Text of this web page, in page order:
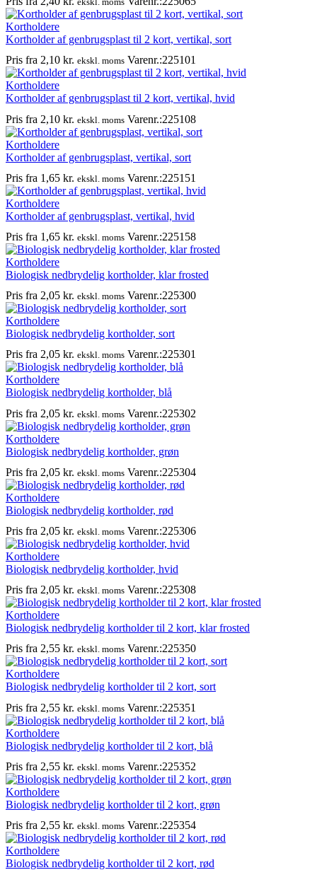
Kortholdere
Kortholder af genbrugsplast til 2 kort, vertikal, sort
Pris fra 2,10 kr. ekskl. moms Varenr.:225101
Kortholdere
Kortholder af genbrugsplast til 2 kort, vertikal, hvid
Pris fra 2,10 kr. ekskl. moms Varenr.:225108
Kortholdere
Kortholder af genbrugsplast, vertikal, sort
Pris fra 1,65 kr. ekskl. moms Varenr.:225151
Kortholdere
Kortholder af genbrugsplast, vertikal, hvid
Pris fra 1,65 kr. ekskl. moms Varenr.:225158
Kortholdere
Biologisk nedbrydelig kortholder, klar frosted
Pris fra 2,05 kr. ekskl. moms Varenr.:225300
Kortholdere
Biologisk nedbrydelig kortholder, sort
Pris fra 2,05 kr. ekskl. moms Varenr.:225301
Kortholdere
Biologisk nedbrydelig kortholder, blå
Pris fra 2,05 kr. ekskl. moms Varenr.:225302
Kortholdere
Biologisk nedbrydelig kortholder, grøn
Pris fra 2,05 kr. ekskl. moms Varenr.:225304
Kortholdere
Biologisk nedbrydelig kortholder, rød
Pris fra 2,05 kr. ekskl. moms Varenr.:225306
Kortholdere
Biologisk nedbrydelig kortholder, hvid
Pris fra 2,05 kr. ekskl. moms Varenr.:225308
Kortholdere
Biologisk nedbrydelig kortholder til 2 kort, klar frosted
Pris fra 2,55 kr. ekskl. moms Varenr.:225350
Kortholdere
Biologisk nedbrydelig kortholder til 2 kort, sort
Pris fra 2,55 kr. ekskl. moms Varenr.:225351
Kortholdere
Biologisk nedbrydelig kortholder til 2 kort, blå
Pris fra 2,55 kr. ekskl. moms Varenr.:225352
Kortholdere
Biologisk nedbrydelig kortholder til 2 kort, grøn
Pris fra 2,55 kr. ekskl. moms Varenr.:225354
Kortholdere
Biologisk nedbrydelig kortholder til 2 kort, rød